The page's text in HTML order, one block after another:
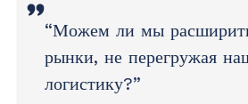
“Можем ли мы
рынки, не перегружая
логистику?”